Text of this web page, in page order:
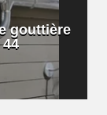
gouttière
44